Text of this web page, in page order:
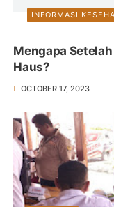
INFORMASI
Mengapa
Haus?
OCTOBER 17, 2023